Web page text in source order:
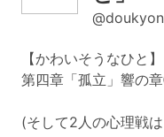
【かわいそうなひと】
第四章「孤立」響の
(そして2人の心理戦